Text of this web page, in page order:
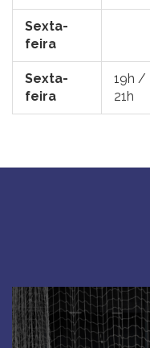
Sexta-
feira
Sexta-
feira
19h /
21h